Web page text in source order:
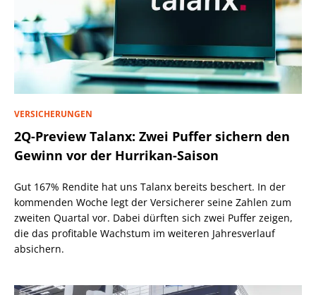
VERSICHERUNGEN
2Q-Preview Talanx: Zwei Puffer sichern den
Gewinn vor der Hurrikan-Saison
Gut 167% Rendite hat uns Talanx bereits beschert. In der
kommenden Woche legt der Versicherer seine Zahlen zum
zweiten Quartal vor. Dabei dürften sich zwei Puffer zeigen,
die das profitable Wachstum im weiteren Jahresverlauf
absichern.